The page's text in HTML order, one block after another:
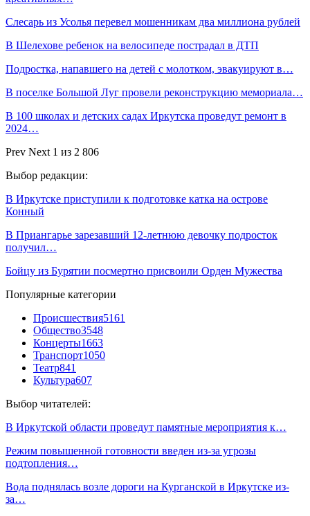
Слесарь из Усолья перевел мошенникам два миллиона рублей
В Шелехове ребенок на велосипеде пострадал в ДТП
Подростка, напавшего на детей с молотком, эвакуируют в…
В поселке Большой Луг провели реконструкцию мемориала…
В 100 школах и детских садах Иркутска проведут ремонт в
2024…
Prev Next 1 из 2 806
Выбор редакции:
В Иркутске приступили к подготовке катка на острове
Конный
В Приангарье зарезавший 12-летнюю девочку подросток
получил…
Бойцу из Бурятии посмертно присвоили Орден Мужества
Популярные категории
Происшествия5161
Общество3548
Концерты1663
Транспорт1050
Театр841
Культура607
Выбор читателей:
В Иркутской области проведут памятные мероприятия к…
Режим повышенной готовности введен из-за угрозы
подтопления…
Вода поднялась возле дороги на Курганской в Иркутске из-
за…